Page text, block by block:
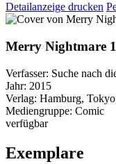
Detailanzeige drucken
Merry Nightmare 1
Verfasser: Suche nach
Jahr: 2015
Verlag: Hamburg,
Mediengruppe: Comic
verfügbar
Exemplare